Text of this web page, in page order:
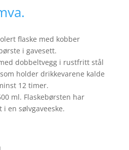
flaske med kobber
i gavesett.
dobbeltvegg i rustfritt stål
holder drikkevarene kalde
12 timer.
ml. Flaskebørsten har
en sølvgaveeske.